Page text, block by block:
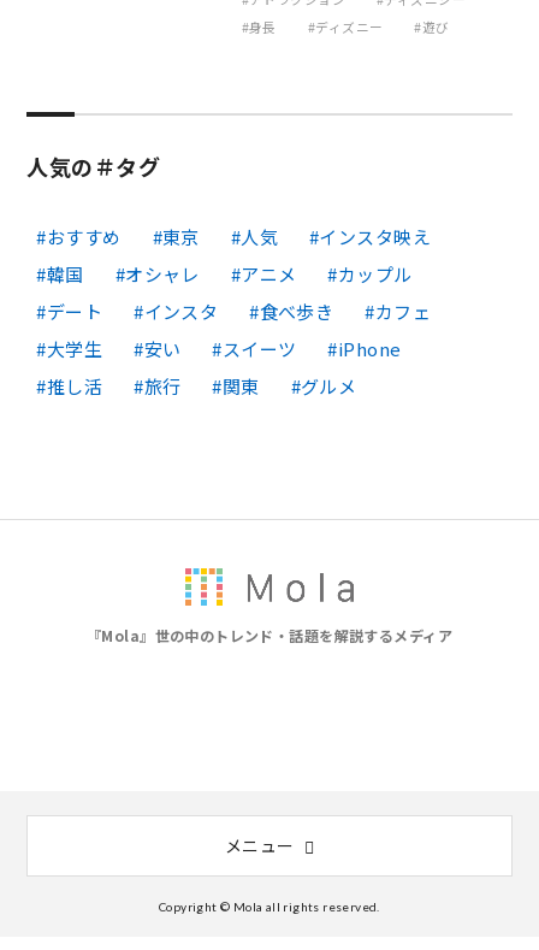
身長
ディズニー 遊び
人気の＃タグ
おすすめ 東京 人気
インスタ映え
韓国
オシャレ アニメ
カップル
デート
インスタ 食べ歩き
カフェ
大学生
安い スイーツ
iPhone
推し活
旅行 関東 グルメ
『Mola』世の中のトレンド・話題を解説するメディア
メニュー
Copyright © Mola all rights reserved.